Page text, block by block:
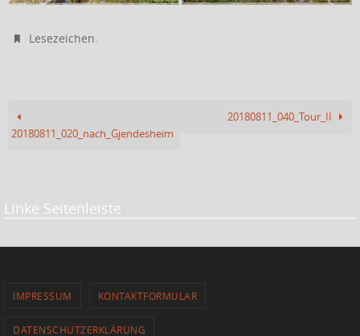
Lesezeichen.
20180811_020_nach_Gjendesheim
20180811_040_Tour_II
Linke Seitenleiste
IMPRESSUM KONTAKTFORMULAR
DATENSCHUTZERKLÄRUNG